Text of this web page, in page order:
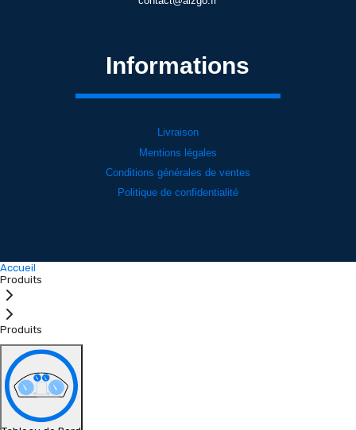
Informations
Livraison
Mentions légales
Conditions générales de ventes
Politique de confidentialité
Accueil
Produits
Produits